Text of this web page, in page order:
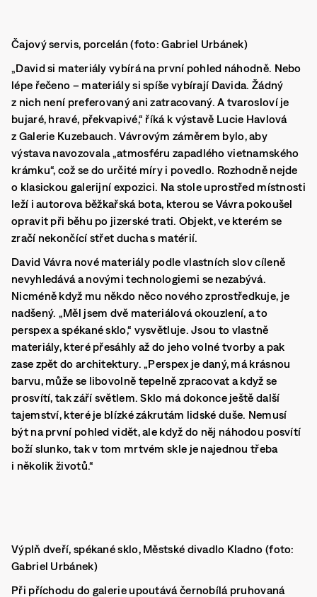
Čajový servis, porcelán (foto: Gabriel Urbánek)
„David si materiály vybírá na první pohled náhodně. Nebo
lépe řečeno – materiály si spíše vybírají Davida. Žádný
z nich není preferovaný ani zatracovaný. A tvarosloví je
bujaré, hravé, překvapivé,“ říká k výstavě Lucie Havlová
z Galerie Kuzebauch. Vávrovým záměrem bylo, aby
výstava navozovala „atmosféru zapadlého vietnamského
krámku“, což se do určité míry i povedlo. Rozhodně nejde
o klasickou galerijní expozici. Na stole uprostřed místnosti
leží i autorova běžkařská bota, kterou se Vávra pokoušel
opravit při běhu po jizerské trati. Objekt, ve kterém se
zračí nekončící střet ducha s matérií.
David Vávra nové materiály podle vlastních slov cíleně
nevyhledává a novými technologiemi se nezabývá.
Nicméně když mu někdo něco nového zprostředkuje, je
nadšený. „Měl jsem dvě materiálová okouzlení, a to
perspex a spékané sklo,“ vysvětluje. Jsou to vlastně
materiály, které přesáhly až do jeho volné tvorby a pak
zase zpět do architektury. „Perspex je daný, má krásnou
barvu, může se libovolně tepelně zpracovat a když se
prosvítí, tak září světlem. Sklo má dokonce ještě další
tajemství, které je blízké zákrutám lidské duše. Nemusí
být na první pohled vidět, ale když do něj náhodou posvítí
boží slunko, tak v tom mrtvém skle je najednou třeba
i několik životů.“
Výplň dveří, spékané sklo, Městské divadlo Kladno (foto:
Gabriel Urbánek)
Při příchodu do galerie upoutává černobílá pruhovaná